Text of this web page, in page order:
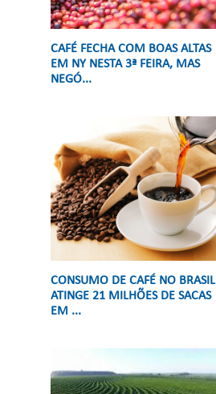
CAFÉ FECHA COM BOAS ALTAS
EM NY NESTA 3ª FEIRA, MAS
NEGÓ...
CONSUMO DE CAFÉ NO BRASIL
ATINGE 21 MILHÕES DE SACAS
EM ...